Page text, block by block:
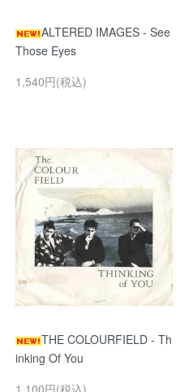
ALTERED IMAGES - See
Those Eyes
1,540円(税込)
THE COLOURFIELD - Th
inking Of You
1,100円(税込)